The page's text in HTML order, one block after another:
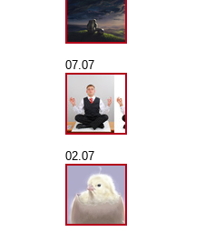
07.07
02.07